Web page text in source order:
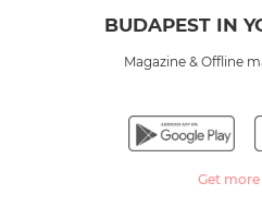
BUDAPEST IN
Magazine & Offline
Get